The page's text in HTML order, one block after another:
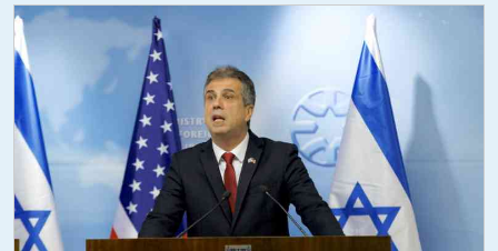
secrètement dans leur sénarios de génocider la moitié de la
Terre sous des bombes de 60 Ktonnes se préoccupent
réellement des conséquences. Heureusement que ces fous n’on
pas pu «avoir plus» que les «lancements de test» sur le Japon,
Mais si vous comptez sur les USA pour être raisonnables,
tremblez !
A Cuba comme ailleurs c’est le sang-froid des Russe qui a évité
des guerres nucléaires provoquées par les USA.